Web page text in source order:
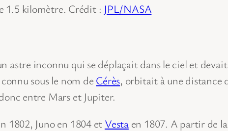
1.5 kilomètre. Crédit : JPL/NASA
astre inconnu qui se déplaçait dans le ciel et
sous le nom de Cérès, orbitait à une distance
entre Mars et Jupiter.
1802, Juno en 1804 et Vesta en 1807. A partir de